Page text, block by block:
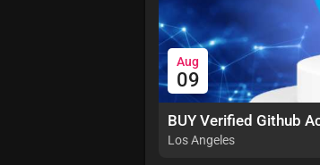
Aug
09
BUY Verified Github
Los Angeles